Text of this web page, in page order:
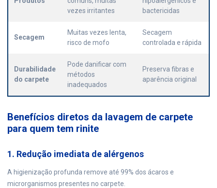
vezes irritantes
bactericidas
Secagem
Muitas vezes lenta,
risco de mofo
Secagem
controlada e rápida
Durabilidade
do carpete
Pode danificar com
métodos
inadequados
Preserva fibras e
aparência original
Benefícios diretos da lavagem de carpete
para quem tem rinite
1. Redução imediata de alérgenos
A higienização profunda remove até 99% dos ácaros e
microrganismos presentes no carpete.